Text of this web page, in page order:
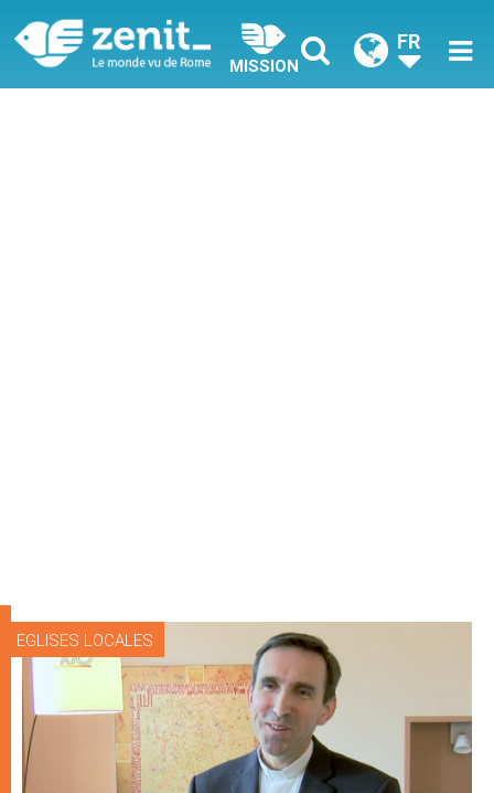
MISSION
FR
EGLISES LOCALES